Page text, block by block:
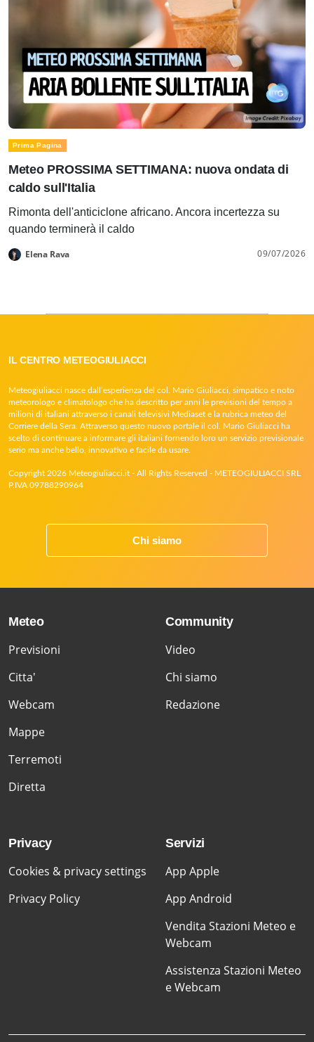
Prima Pagina
Meteo PROSSIMA SETTIMANA: nuova ondata di
caldo sull'Italia
Rimonta dell'anticiclone africano. Ancora incertezza su
quando terminerà il caldo
Elena Rava 09/07/2026
IL CENTRO METEOGIULIACCI
Meteogiuliacci nasce dall’esperienza del col. Mario Giuliacci, simpatico e noto
meteorologo e climatologo che ha descritto per anni le previsioni del tempo a
milioni di italiani attraverso i canali televisivi Mediaset e la rubrica meteo del
Corriere della Sera. Attraverso questo nuovo portale il col. Mario Giuliacci ha
scelto di continuare a informare gli italiani fornendo loro un servizio previsionale
serio ma anche bello, innovativo e facile da usare.
Copyright 2026 Meteogiuliacci.it - All Rights Reserved - METEOGIULIACCI SRL
P.IVA 09788290964
Chi siamo
Meteo
Previsioni
Citta'
Webcam
Mappe
Terremoti
Diretta
Community
Video
Chi siamo
Redazione
Privacy
Cookies & privacy settings
Privacy Policy
Servizi
App Apple
App Android
Vendita Stazioni Meteo e
Webcam
Assistenza Stazioni Meteo
e Webcam